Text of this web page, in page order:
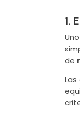
1.
de